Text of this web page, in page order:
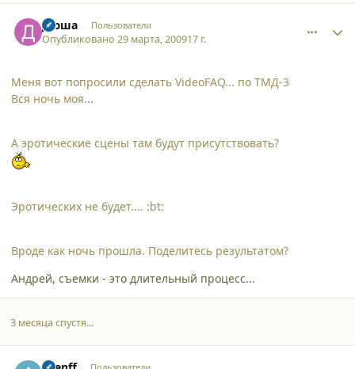
Дюша Пользователи
Опубликовано29 марта, 200917 г.
Меня вот попросили сделать VideoFAQ... по ТМД-3
Вся ночь моя...
А эротические сцены там будут присутствовать?
Эротических не будет.... :bt:
Вроде как ночь прошла. Поделитесь результатом?
Андрей, съемки - это длительный процесс...
3 месяца спустя...